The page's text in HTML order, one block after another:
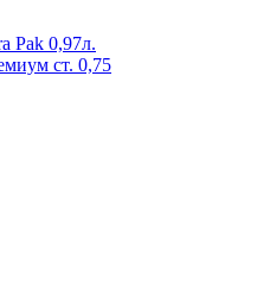
Pak 0,97л.
ст. 0,75